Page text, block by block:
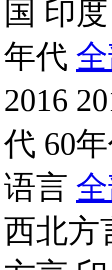
国 印度
年代
2016
代 60
语言
西北方